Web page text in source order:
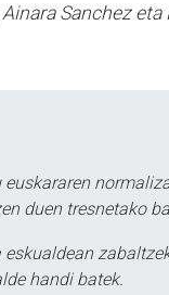
Sanchez
duen tresnetako
handi batek.